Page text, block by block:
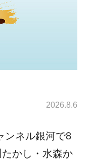
2026.8.6
ンネル銀河で8
かし・水森か